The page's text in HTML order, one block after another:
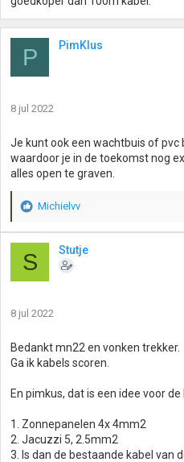
P PimKlus
8 jul 2022
Je kunt ook een wachtbuis of pvc
waardoor je in de toekomst nog
alles open te graven.
W
a
d
e
i
g
Michielvv
S Stutje
8 jul 2022
Bedankt mn22 en vonken trekker.
Ga ik kabels scoren.
En pimkus, dat is een idee voor
1. Zonnepanelen 4x 4mm2
2. Jacuzzi 5, 2.5mm2
3. Is dan de bestaande kabel van